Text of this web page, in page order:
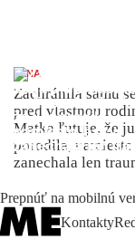
ŽENA
Zachránila samu
pred vlastnou
Matka ľutuje, že ju
porodila,
zanechala len
Prepnúť na mobilnú
Kontakty